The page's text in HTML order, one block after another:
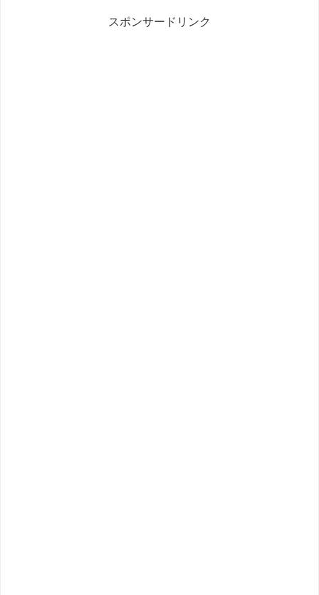
スポンサードリンク